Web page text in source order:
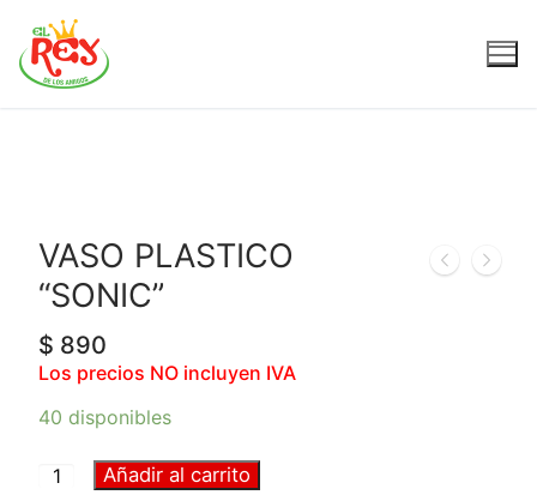
VASO PLASTICO
“SONIC”
$ 890
Los precios NO incluyen IVA
40 disponibles
Añadir al carrito